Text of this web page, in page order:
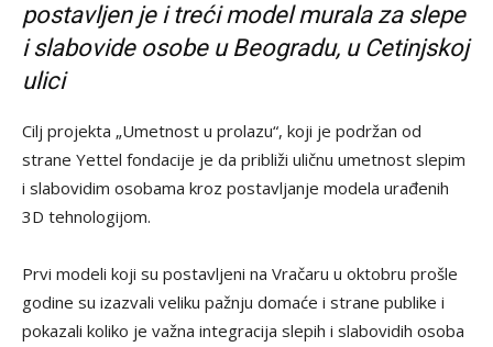
postavljen je i treći model murala za slepe
i slabovide osobe u Beogradu, u Cetinjskoj
ulici
Cilj projekta „Umetnost u prolazu“, koji je podržan od
strane Yettel fondacije je da približi uličnu umetnost slepim
i slabovidim osobama kroz postavljanje modela urađenih
3D tehnologijom.
Prvi modeli koji su postavljeni na Vračaru u oktobru prošle
godine su izazvali veliku pažnju domaće i strane publike i
pokazali koliko je važna integracija slepih i slabovidih osoba